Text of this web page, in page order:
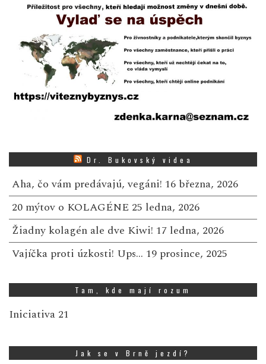
Dr. Bukovský videa
Aha, čo vám predávajú, vegáni! 16 března, 2026
20 mýtov o KOLAGÉNE 25 ledna, 2026
Žiadny kolagén ale dve Kiwi! 17 ledna, 2026
Vajíčka proti úzkosti! Ups… 19 prosince, 2025
Tam, kde mají rozum
Iniciativa 21
Jak se v Brně jezdí?